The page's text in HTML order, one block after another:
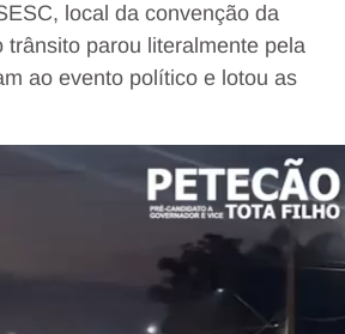
local da convenção da
parou literalmente pela
ao evento político e lotou as